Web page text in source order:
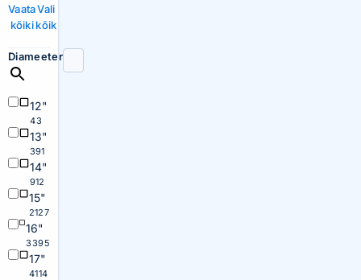
Vaata
kõiki
Vali
kõik
Diameeter
12"
43
13"
391
14"
912
15"
2127
16"
3395
17"
4114